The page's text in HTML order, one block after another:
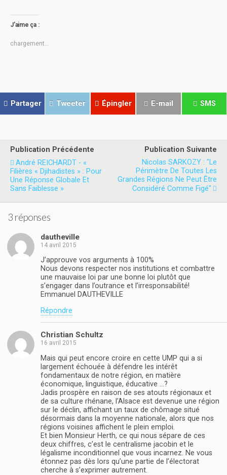
e
p
u
r
e
r
s
u
i
t
t
e
r
(
o
u
v
a
u
n
ê
t
)
e
u
c
e
b
o
o
k
o
u
n
s
u
e
n
o
u
v
e
l
e
f
e
n
ê
t
e
)
J’aime ça :
chargement…
Partager Tweeter Épingler E-mail SMS
Publication Précédente
André REICHARDT - «
Filières « Djihadistes » : Pour
Une Réponse Globale Et
Sans Faiblesse »
Publication Suivante
Nicolas SARKOZY : "Le
Périmètre De Toutes Les
Grandes Régions Ne Peut Être
Considéré Comme Figé"
3 réponses
dautheville
14 avril 2015
J’approuve vos arguments à 100%
Nous devons respecter nos institutions et combattre
une mauvaise loi par une bonne loi plutôt que
s’engager dans l’outrance et l’irresponsabilité!
Emmanuel DAUTHEVILLE
Répondre
Christian Schultz
16 avril 2015
Mais qui peut encore croire en cette UMP qui a si
largement échouée à défendre les intérêt
fondamentaux de notre région, en matière
économique, linguistique, éducative …?
Jadis prospère en raison de ses atouts régionaux et
de sa culture rhénane, l’Alsace est devenue une région
sur le déclin, affichant un taux de chômage situé
désormais dans la moyenne nationale, alors que nos
régions voisines affichent le plein emploi.
Et bien Monsieur Herth, ce qui nous sépare de ces
deux chiffres, c’est le centralisme jacobin et le
légalisme inconditionnel que vous incarnez. Ne vous
étonnez pas dès lors qu’une partie de l’électorat
cherche à s’exprimer autrement.